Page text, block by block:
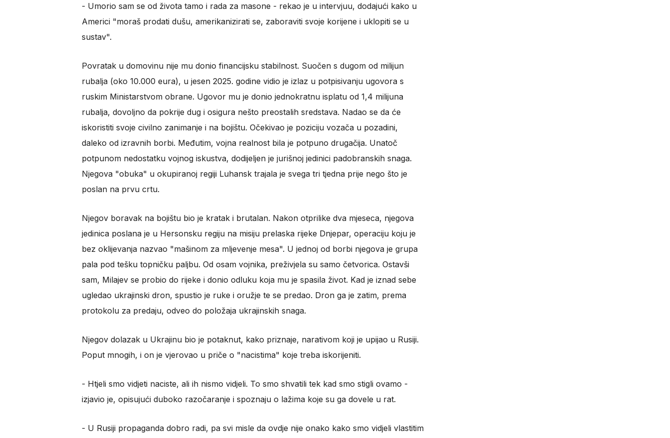
​- Umorio sam se od života tamo i rada za masone - rekao je u intervjuu, dodajući kako u
Americi "moraš prodati dušu, amerikanizirati se, zaboraviti svoje korijene i uklopiti se u
sustav".
Povratak u domovinu nije mu donio financijsku stabilnost. Suočen s dugom od milijun
rubalja (oko 10.000 eura), u jesen 2025. godine vidio je izlaz u potpisivanju ugovora s
ruskim Ministarstvom obrane. Ugovor mu je donio jednokratnu isplatu od 1,4 milijuna
rubalja, dovoljno da pokrije dug i osigura nešto preostalih sredstava. Nadao se da će
iskoristiti svoje civilno zanimanje i na bojištu. Očekivao je poziciju vozača u pozadini,
daleko od izravnih borbi. Međutim, vojna realnost bila je potpuno drugačija. Unatoč
potpunom nedostatku vojnog iskustva, dodijeljen je jurišnoj jedinici padobranskih snaga.
Njegova "obuka" u okupiranoj regiji Luhansk trajala je svega tri tjedna prije nego što je
poslan na prvu crtu.
Njegov boravak na bojištu bio je kratak i brutalan. Nakon otprilike dva mjeseca, njegova
jedinica poslana je u Hersonsku regiju na misiju prelaska rijeke Dnjepar, operaciju koju je
bez oklijevanja nazvao "mašinom za mljevenje mesa". U jednoj od borbi njegova je grupa
pala pod tešku topničku paljbu. Od osam vojnika, preživjela su samo četvorica. Ostavši
sam, Milajev se probio do rijeke i donio odluku koja mu je spasila život. Kad je iznad sebe
ugledao ukrajinski dron, spustio je ruke i oružje te se predao. Dron ga je zatim, prema
protokolu za predaju, odveo do položaja ukrajinskih snaga.
Njegov dolazak u Ukrajinu bio je potaknut, kako priznaje, narativom koji je upijao u Rusiji.
Poput mnogih, i on je vjerovao u priče o "nacistima" koje treba iskorijeniti.
​- Htjeli smo vidjeti naciste, ali ih nismo vidjeli. To smo shvatili tek kad smo stigli ovamo -
izjavio je, opisujući duboko razočaranje i spoznaju o lažima koje su ga dovele u rat.
​- U Rusiji propaganda dobro radi, pa svi misle da ovdje nije onako kako smo vidjeli vlastitim